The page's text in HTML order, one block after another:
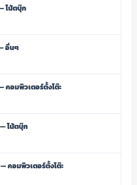
โน้ตบุ๊ก
อื่นๆ
คอมพิวเตอร์ตั้งโต๊ะ
โน้ตบุ๊ก
คอมพิวเตอร์ตั้งโต๊ะ